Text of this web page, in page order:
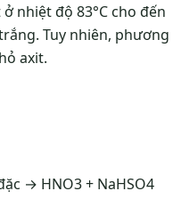
nhiệt độ 83°C cho đến
Tuy nhiên, phương
axit.
→ HNO3 + NaHSO4